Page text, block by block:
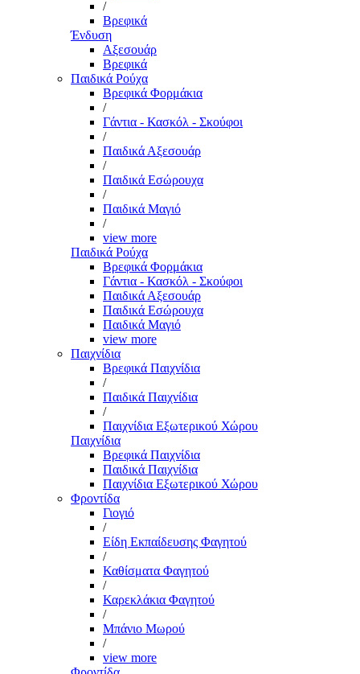
/
Βρεφικά
Ένδυση
Αξεσουάρ
Βρεφικά
Παιδικά Ρούχα
Βρεφικά Φορμάκια
/
Γάντια - Κασκόλ - Σκούφοι
/
Παιδικά Αξεσουάρ
/
Παιδικά Εσώρουχα
/
Παιδικά Μαγιό
/
view more
Παιδικά Ρούχα
Βρεφικά Φορμάκια
Γάντια - Κασκόλ - Σκούφοι
Παιδικά Αξεσουάρ
Παιδικά Εσώρουχα
Παιδικά Μαγιό
view more
Παιχνίδια
Βρεφικά Παιχνίδια
/
Παιδικά Παιχνίδια
/
Παιχνίδια Εξωτερικού Χώρου
Παιχνίδια
Βρεφικά Παιχνίδια
Παιδικά Παιχνίδια
Παιχνίδια Εξωτερικού Χώρου
Φροντίδα
Γιογιό
/
Είδη Εκπαίδευσης Φαγητού
/
Καθίσματα Φαγητού
/
Καρεκλάκια Φαγητού
/
Μπάνιο Μωρού
/
view more